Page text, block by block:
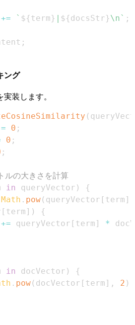
+= ` ${term} ${docsStr}\n ` ;
;
ング
装します。
(
= 0 ;
0 ;
;
の大きさを計算
in queryVector )
{
Math . pow( queryVector [ term ]
[ term ] )
{
+= queryVector [ term ] *
in docVector )
{
. pow( docVector [ term ] , 2 )